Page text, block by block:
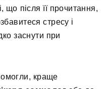
що після її прочитання,
стресу і
заснути при
краще